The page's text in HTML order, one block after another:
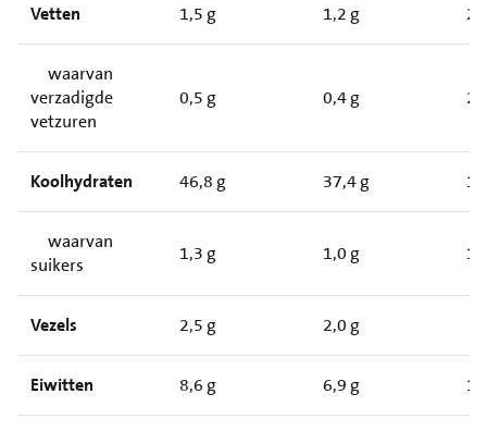
Vetten 1,5 g 1,2 g
waarvan
verzadigde
vetzuren
0,5 g 0,4 g
Koolhydraten 46,8 g 37,4 g
waarvan
suikers
1,3 g 1,0 g
Vezels 2,5 g 2,0 g
Eiwitten 8,6 g 6,9 g